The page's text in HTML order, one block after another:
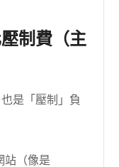
制費（主
是「壓制」負
站（像是